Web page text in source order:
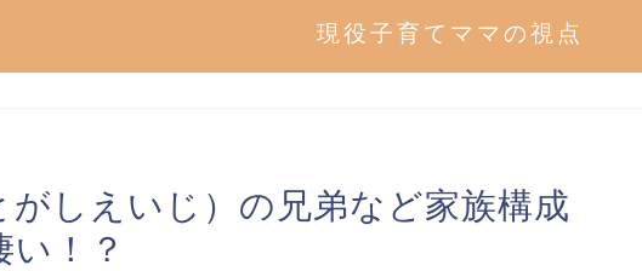
現役子育てママの視点
がしえいじ）の兄弟など家族構成
！？